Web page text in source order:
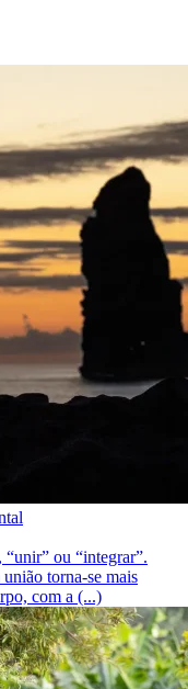
ou “integrar”.
torna-se mais
com a (...)